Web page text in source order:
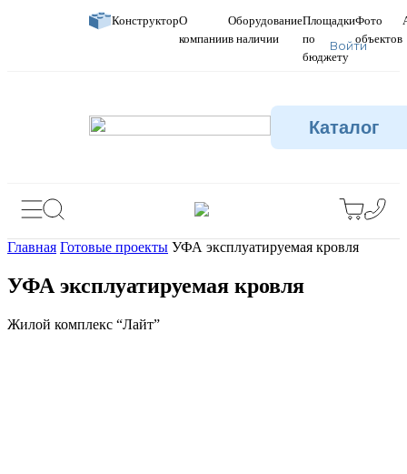
КонструкторО
компании
Оборудование
в наличии
Площадки
по
бюджету
Фото
объектов
Войти
Каталог
Главная Готовые проекты УФА эксплуатируемая кровля
УФА эксплуатируемая кровля
Жилой комплекс “Лайт”